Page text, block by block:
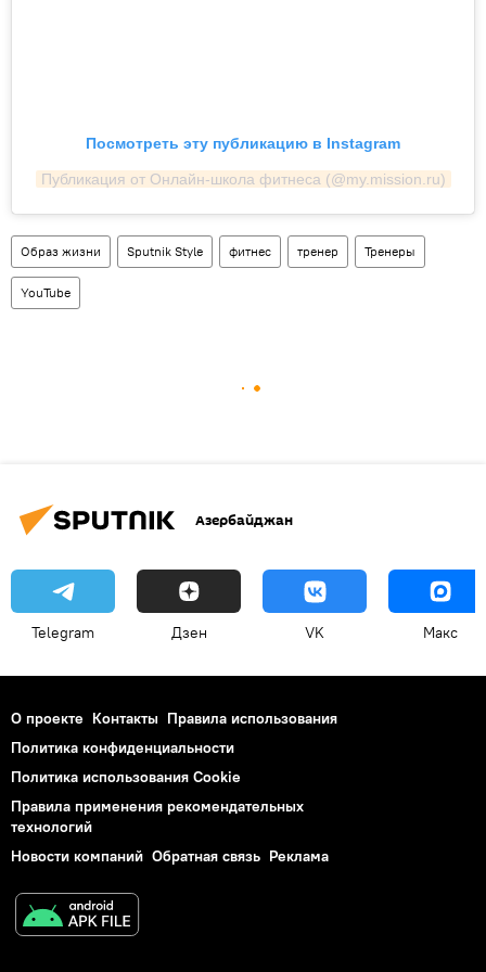
Посмотреть эту публикацию в Instagram
Публикация от Онлайн-школа фитнеса (@my.mission.ru)
Образ жизни Sputnik Style фитнес тренер Тренеры
YouTube
Азербайджан
Telegram Дзен VK Макс
О проекте Контакты Правила использования
Политика конфиденциальности
Политика использования Cookie
Правила применения рекомендательных
технологий
Новости компаний Обратная связь Реклама